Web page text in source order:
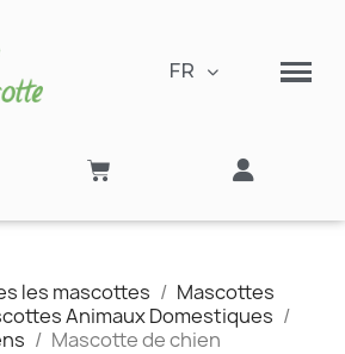
FR
les mascottes
Mascottes
Animaux Domestiques
Mascotte de chien